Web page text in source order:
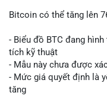
Bitcoin có thể tăng lên
- Biểu đồ BTC đang
tích kỹ thuật
- Mẫu này chưa được
- Mức giá quyết định là
tăng